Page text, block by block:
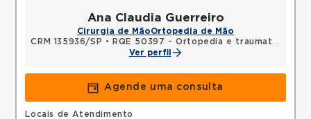
Ana Claudia Guerreiro
Cirurgia de MãoOrtopedia de Mão
CRM 135936/SP • RQE 50397 - Ortopedia e traumatologia
Ver perfil
Agende uma consulta
Locais de Atendimento